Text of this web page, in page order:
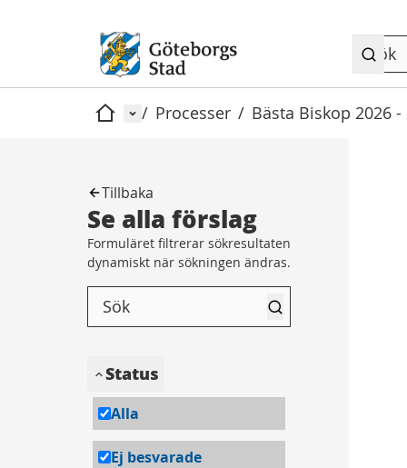
HemMeny
/ Processer / Bästa Biskop 2026 -
Tillbaka
Se alla förslag
Formuläret filtrerar sökresultaten
dynamiskt när sökningen ändras.
Status
Alla
Ej besvarade